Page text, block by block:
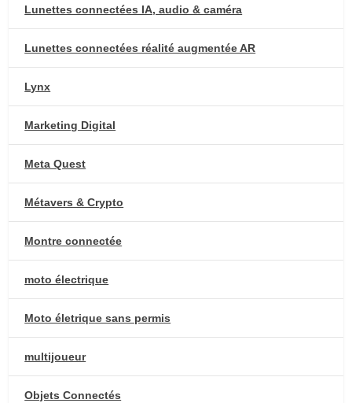
Lunettes connectées IA, audio & caméra
Lunettes connectées réalité augmentée AR
Lynx
Marketing Digital
Meta Quest
Métavers & Crypto
Montre connectée
moto électrique
Moto életrique sans permis
multijoueur
Objets Connectés